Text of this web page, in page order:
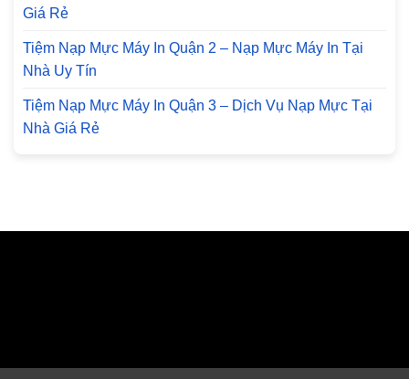
Giá Rẻ
Tiệm Nạp Mực Máy In Quận 2 – Nạp Mực Máy In Tại
Nhà Uy Tín
Tiệm Nạp Mực Máy In Quận 3 – Dịch Vụ Nạp Mực Tại
Nhà Giá Rẻ